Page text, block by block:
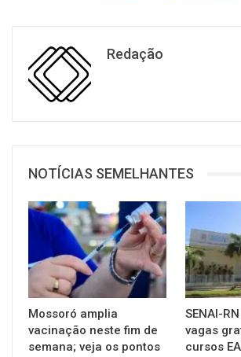
Redação
NOTÍCIAS SEMELHANTES
Mossoró amplia
vacinação neste fim de
semana; veja os pontos
SENAI-
vagas
cursos